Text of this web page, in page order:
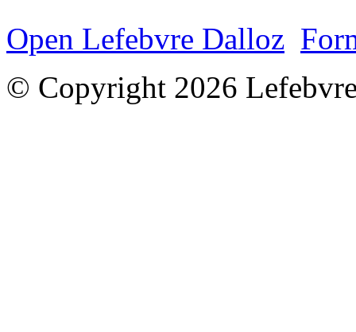
Open Lefebvre Dalloz
© Copyright 2026